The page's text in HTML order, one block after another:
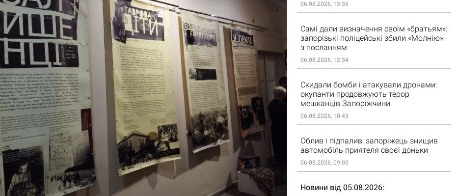
06.08.2026, 13:55
Самі дали визначення своїм «братьям»:
запорізькі поліцейські збили «Молнію»
з посланням
06.08.2026, 12:34
Скидали бомби і атакували дронами:
окупанти продовжують терор
мешканців Запоріжчини
06.08.2026, 10:43
Облив і підпалив: запоріжець знищив
автомобіль приятеля своєї доньки
06.08.2026, 09:03
Новини від 05.08.2026